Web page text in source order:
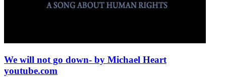
We will not go down- by Michael Heart
youtube.com